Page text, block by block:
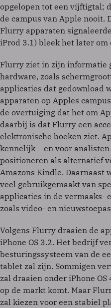
opgelopen tot een vijftigtal;
de campus van Apple nooit.
Flurry apparaten
iProd 3.1) bleek het later om
Flurry ziet in zijn informatie
hardware, zoals
applicaties dat gedownload
apparaten op Apples
de overtuiging dat het om
daarbij is dat Flurry een
elektronische boeken ziet.
kennelijk – en voor
positioneren als alternatief
Amazons Kindle. Daarnaast
veel gebruikgemaakt van
applicaties in de vermaaks-
zoals video- en
Volgens Flurry draaien de
iPhone OS 3.2. Het bedrijf
besturingssysteem van de
tablet zal zijn. Sommigen
zal draaien onder iPhone OS
op de markt komt. Maar
zal kiezen voor een stabiel